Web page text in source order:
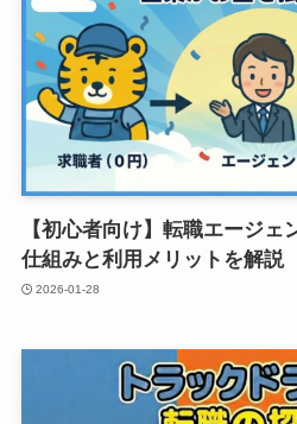
【初心者向け】転職エージ
仕組みと利用メリットを解説
2026-01-28